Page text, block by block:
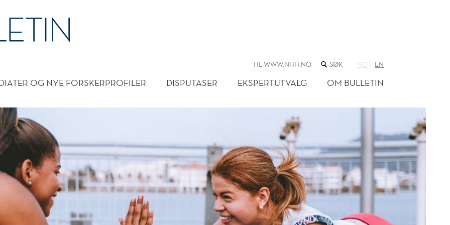
TIL WWW.NHH.NO SØK
NETTSTEDET
NO EN
OG NYE FORSKERPROFILER DISPUTASER EKSPERTUTVALG OM BULLETIN